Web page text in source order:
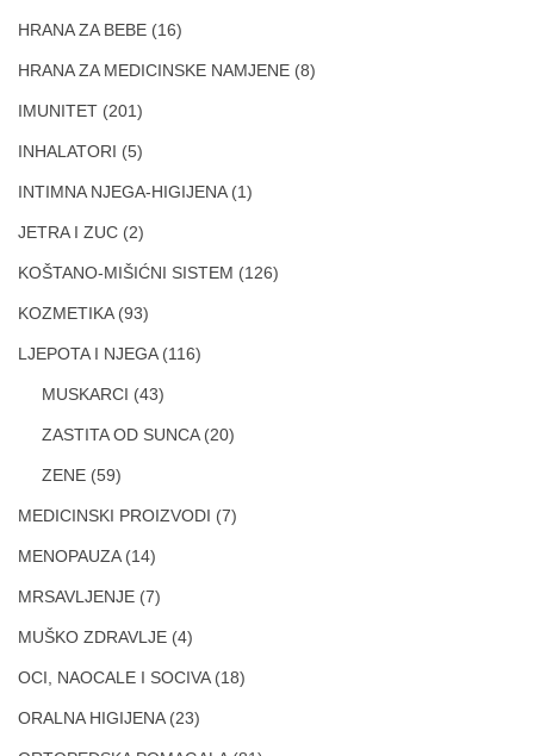
HRANA ZA BEBE (16)
HRANA ZA MEDICINSKE NAMJENE (8)
IMUNITET (201)
INHALATORI (5)
INTIMNA NJEGA-HIGIJENA (1)
JETRA I ZUC (2)
KOŠTANO-MIŠIĆNI SISTEM (126)
KOZMETIKA (93)
LJEPOTA I NJEGA (116)
MUSKARCI (43)
ZASTITA OD SUNCA (20)
ZENE (59)
MEDICINSKI PROIZVODI (7)
MENOPAUZA (14)
MRSAVLJENJE (7)
MUŠKO ZDRAVLJE (4)
OCI, NAOCALE I SOCIVA (18)
ORALNA HIGIJENA (23)